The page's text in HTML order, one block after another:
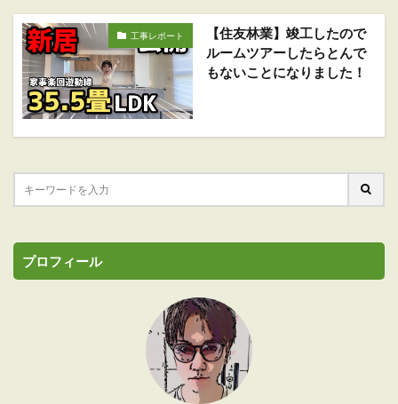
工事レポート
【住友林業】竣工したので
ルームツアーしたらとんで
もないことになりました！
プロフィール